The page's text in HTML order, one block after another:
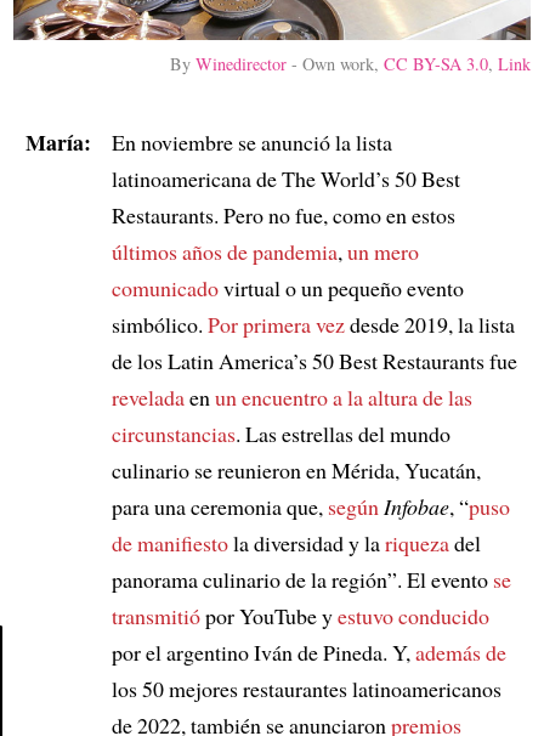
ByWinedirector -Own work,CC BY-SA 3.0,Link
María:
En noviembre se anunció la lista
latinoamericana de The World’s 50 Best
Restaurants. Pero no fue, como en estos
últimos años de pandemia, un mero
comunicadovirtual o un pequeño evento
simbólico. Por primera vezdesde 2019, la lista
de los Latin America’s 50 Best Restaurants fue
reveladaen un encuentroa la altura de las
circunstancias. Las estrellas del mundo
culinario se reunieron en Mérida, Yucatán,
para una ceremonia que, según Infobae, “puso
de manifiestola diversidad y lariquezadel
panorama culinario de la región”. El evento se
transmitiópor YouTube yestuvo conducido
por el argentino Iván de Pineda. Y, además de
los 50 mejores restaurantes latinoamericanos
de 2022, también se anunciaron premios